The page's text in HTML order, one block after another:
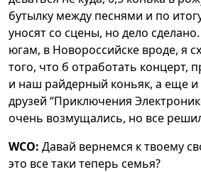
бутылку между песнями и по
уносят со сцены, но дело
югам, в Новороссийске вроде, я
того, что б отработать концерт,
и наш райдерный коньяк, а еще
друзей “Приключения
очень возмущались, но все
WCO: Давай вернемся к твоему
это все таки теперь семья?